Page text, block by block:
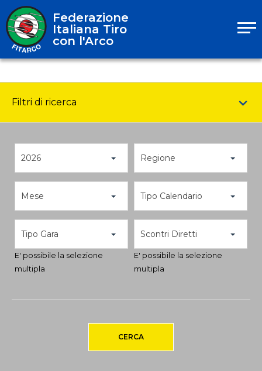
Federazione
Italiana Tiro
con l'Arco
Filtri di ricerca
2026 Regione
Mese Tipo Calendario
Tipo Gara
E' possibile la selezione
multipla
Scontri Diretti
E' possibile la selezione
multipla
CERCA